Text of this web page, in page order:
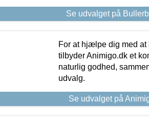
Se udvalget på
For at hjælpe dig med
tilbyder Animigo.dk et
naturlig godhed,
udvalg.
Se udvalget på